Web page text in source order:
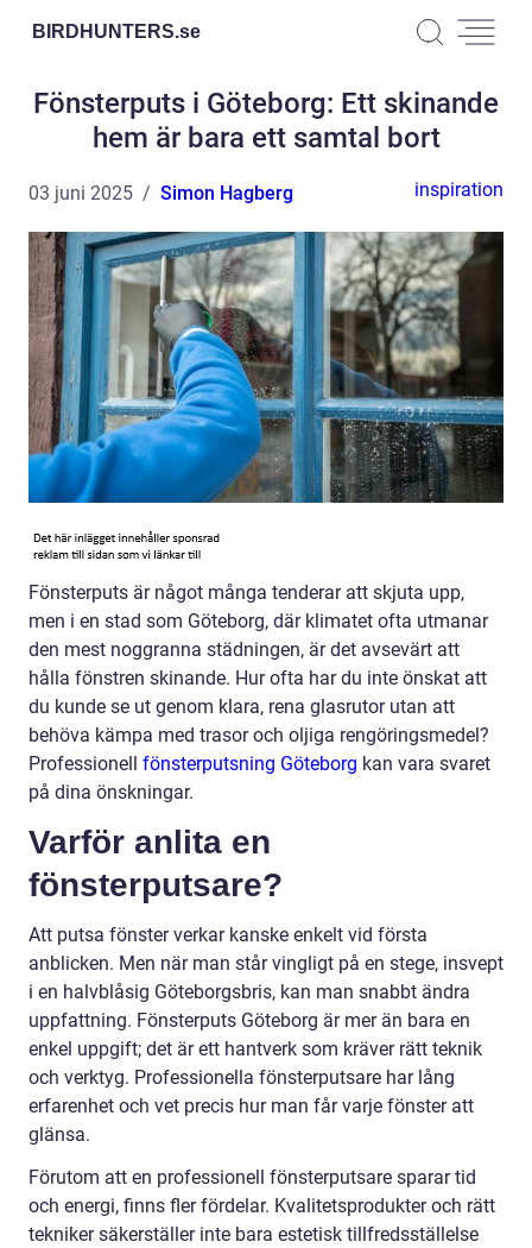
BIRDHUNTERS.se
Fönsterputs i Göteborg: Ett skinande
hem är bara ett samtal bort
03 juni 2025 Simon Hagberg inspiration
Fönsterputs är något många tenderar att skjuta upp,
men i en stad som Göteborg, där klimatet ofta utmanar
den mest noggranna städningen, är det avsevärt att
hålla fönstren skinande. Hur ofta har du inte önskat att
du kunde se ut genom klara, rena glasrutor utan att
behöva kämpa med trasor och oljiga rengöringsmedel?
Professionell fönsterputsning Göteborg kan vara svaret
på dina önskningar.
Varför anlita en
fönsterputsare?
Att putsa fönster verkar kanske enkelt vid första
anblicken. Men när man står vingligt på en stege, insvept
i en halvblåsig Göteborgsbris, kan man snabbt ändra
uppfattning. Fönsterputs Göteborg är mer än bara en
enkel uppgift; det är ett hantverk som kräver rätt teknik
och verktyg. Professionella fönsterputsare har lång
erfarenhet och vet precis hur man får varje fönster att
glänsa.
Förutom att en professionell fönsterputsare sparar tid
och energi, finns fler fördelar. Kvalitetsprodukter och rätt
tekniker säkerställer inte bara estetisk tillfredsställelse